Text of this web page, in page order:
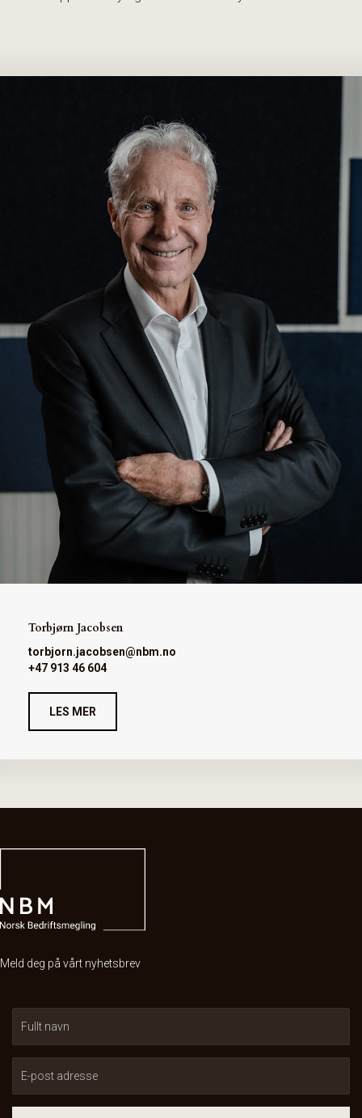
Torbjørn Jacobsen
torbjorn.jacobsen@nbm.no
+47 913 46 604
LES MER
Meld deg på vårt nyhetsbrev